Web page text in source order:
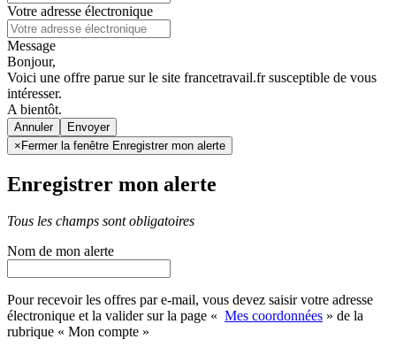
Votre adresse électronique
Message
Bonjour,
Voici une offre parue sur le site francetravail.fr susceptible de vous
intéresser.
A bientôt.
Annuler
×Fermer la fenêtre Enregistrer mon alerte
Enregistrer mon alerte
Tous les champs sont obligatoires
Nom de mon alerte
Pour recevoir les offres par e-mail, vous devez saisir votre adresse
électronique et la valider sur la page « Mes coordonnées » de la
rubrique « Mon compte »